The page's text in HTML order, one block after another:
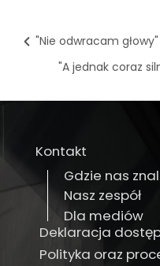
"Nie odwracam
"A jednak coraz
Kontakt
Gdzie nas
Nasz zespół
Dla mediów
Deklaracja
Polityka oraz